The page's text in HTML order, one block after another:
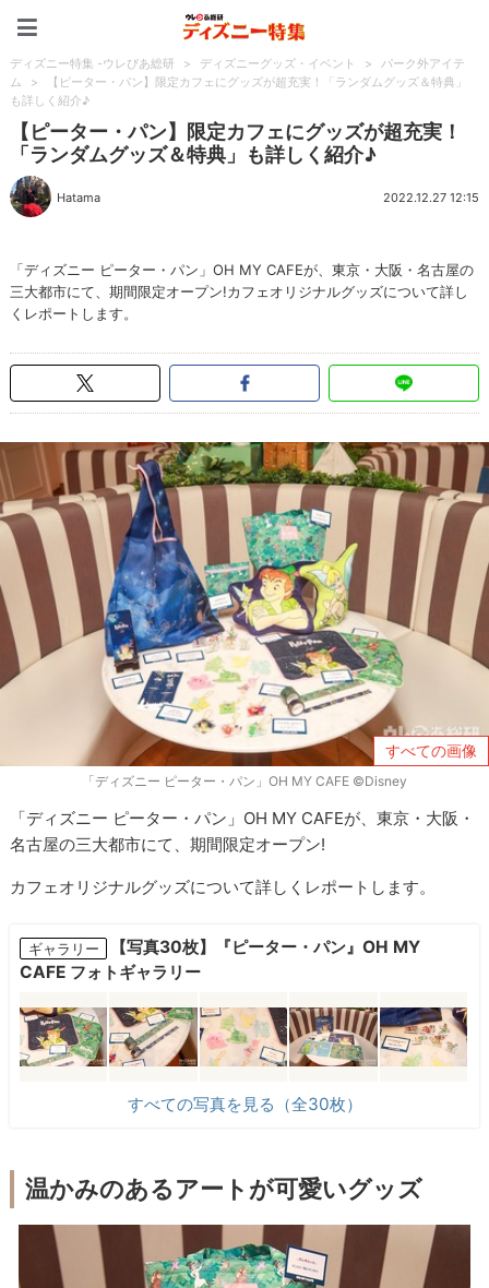
ディズニー特集 -ウレぴあ総研 > ディズニーグッズ・イベント >
パーク外アイテ
ム
>
【ピーター・パン】限定カフェにグッズが超充実！「ランダムグッズ＆特典」
も詳しく紹介♪
【ピーター・パン】限定カフェにグッズが超充実！
「ランダムグッズ＆特典」も詳しく紹介♪
Hatama 2022.12.27 12:15
「ディズニー ピーター・パン」OH MY CAFEが、東京・大阪・名古屋の
三大都市にて、期間限定オープン!カフェオリジナルグッズについて詳し
くレポートします。
すべての画像
「ディズニー ピーター・パン」OH MY CAFE ©Disney
「ディズニー ピーター・パン」OH MY CAFEが、東京・大阪・
名古屋の三大都市にて、期間限定オープン!
カフェオリジナルグッズについて詳しくレポートします。
ギャラリー
【写真30枚】『ピーター・パン』OH MY
CAFE フォトギャラリー
すべての写真を見る（全30枚）
温かみのあるアートが可愛いグッズ